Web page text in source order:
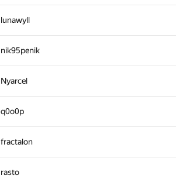
lunawyll
nik95penik
Nyarcel
q0o0p
fractalon
rasto